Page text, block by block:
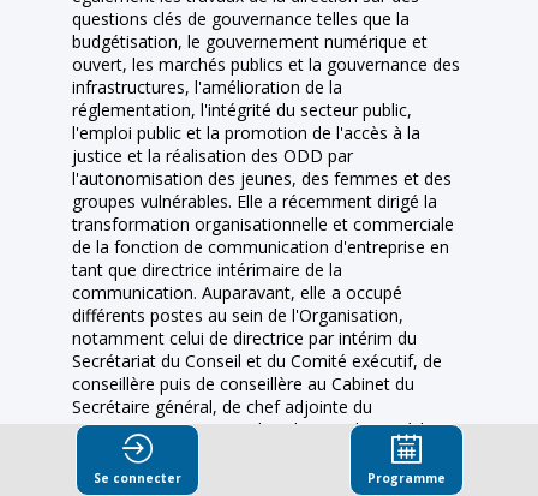
questions clés de gouvernance telles que la
budgétisation, le gouvernement numérique et
ouvert, les marchés publics et la gouvernance des
infrastructures, l'amélioration de la
réglementation, l'intégrité du secteur public,
l'emploi public et la promotion de l'accès à la
justice et la réalisation des ODD par
l'autonomisation des jeunes, des femmes et des
groupes vulnérables. Elle a récemment dirigé la
transformation organisationnelle et commerciale
de la fonction de communication d'entreprise en
tant que directrice intérimaire de la
communication. Auparavant, elle a occupé
différents postes au sein de l'Organisation,
notamment celui de directrice par intérim du
Secrétariat du Conseil et du Comité exécutif, de
conseillère puis de conseillère au Cabinet du
Secrétaire général, de chef adjointe du
Programme Eurasie et d'analyste politique à la
Direction de la gouvernance publique, où elle a
dirigé des travaux dans divers domaines de la
Se connecter Programme